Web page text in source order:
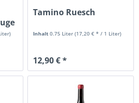
Tamino Ruesch
Inhalt0.75 Liter(17,20 € * / 1 Liter)
12,90 € *